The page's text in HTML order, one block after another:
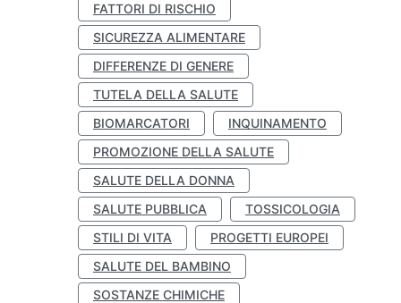
FATTORI DI RISCHIO
SICUREZZA ALIMENTARE
DIFFERENZE DI GENERE
TUTELA DELLA SALUTE
BIOMARCATORI
INQUINAMENTO
PROMOZIONE DELLA SALUTE
SALUTE DELLA DONNA
SALUTE PUBBLICA
TOSSICOLOGIA
STILI DI VITA
PROGETTI EUROPEI
SALUTE DEL BAMBINO
SOSTANZE CHIMICHE